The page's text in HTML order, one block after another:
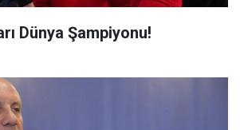
Dünya Şampiyonu!